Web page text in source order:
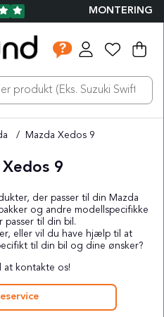
MONTERING
.
Mazda Xedos 9
Xedos 9
der passer til din Mazda
og andre modellspecifikke
passer til din bil.
eller vil du have hjælp til at
til din bil og dine ønsker?
at kontakte os!